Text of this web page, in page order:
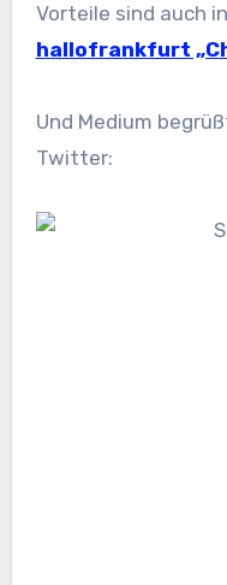
Vorteile sind auch
hallofrankfurt
Und Medium
Twitter: